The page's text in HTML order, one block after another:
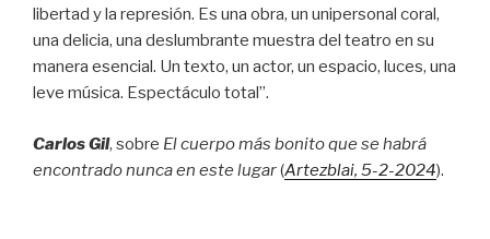
libertad y la represión. Es una obra, un unipersonal coral,
una delicia, una deslumbrante muestra del teatro en su
manera esencial. Un texto, un actor, un espacio, luces, una
leve música. Espectáculo total”.
Carlos Gil, sobre El cuerpo más bonito que se habrá
encontrado nunca en este lugar(Artezblai, 5-2-2024).